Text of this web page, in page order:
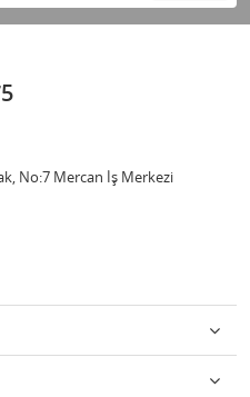
No:7 Mercan İş Merkezi